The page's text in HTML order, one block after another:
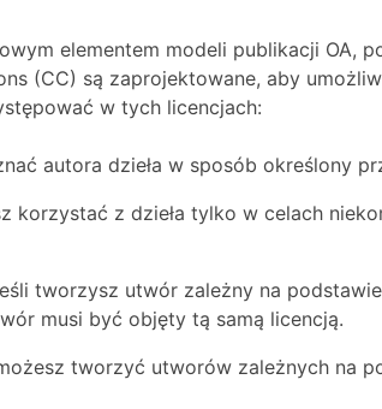
elementem modeli publikacji OA,
(CC) są zaprojektowane, aby
w tych licencjach:
autora dzieła w sposób określony
korzystać z dzieła tylko w celach
tworzysz utwór zależny na
musi być objęty tą samą licencją.
tworzyć utworów zależnych na